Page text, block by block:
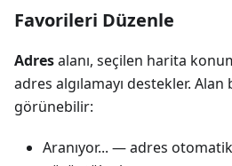
Favorileri Düzenle
Adresalanı, seçilen harita
adres algılamayı destekler.
görünebilir:
Aranıyor... — adres